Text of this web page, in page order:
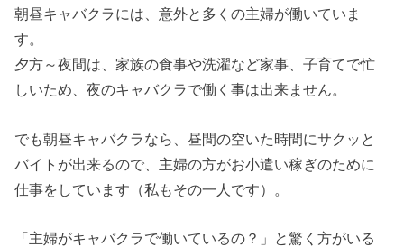
朝昼キャバクラには、意外と多くの主婦が働いていま
す。
夕方～夜間は、家族の食事や洗濯など家事、子育てで忙
しいため、夜のキャバクラで働く事は出来ません。
でも朝昼キャバクラなら、昼間の空いた時間にサクッと
バイトが出来るので、主婦の方がお小遣い稼ぎのために
仕事をしています（私もその一人です）。
「主婦がキャバクラで働いているの？」と驚く方がいる